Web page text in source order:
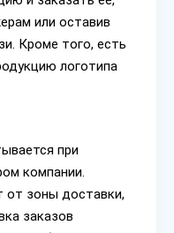
или оставив
Кроме того, есть
логотипа
при
компании.
от зоны доставки,
заказов